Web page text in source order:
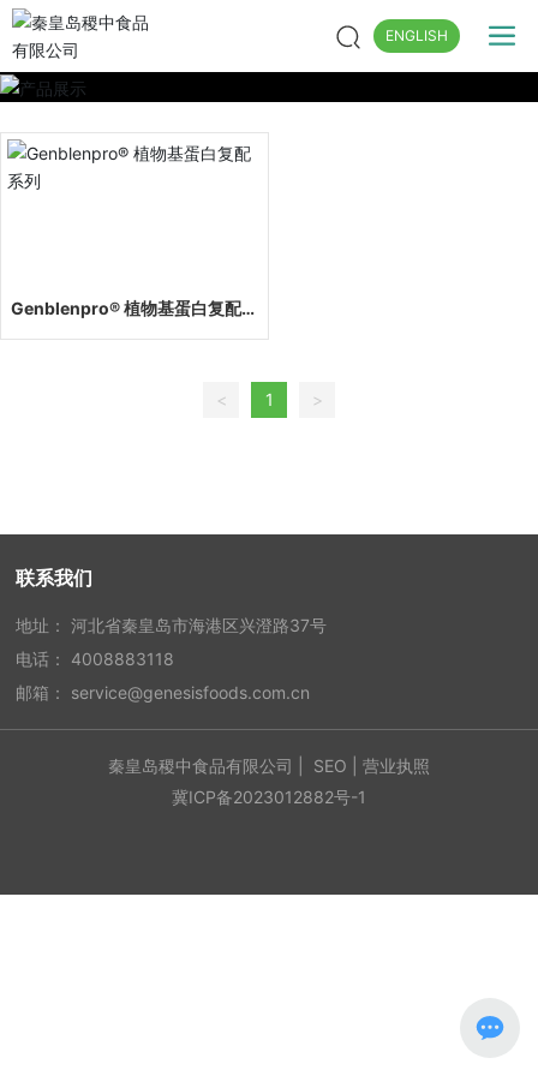
ENGLISH
Genblenpro® 植物基蛋白复配系
< 1 >
联系我们
地址： 河北省秦皇岛市海港区兴澄路37号
电话： 4008883118
邮箱： service@genesisfoods.com.cn
秦皇岛稷中食品有限公司 | SEO
营业执照
冀ICP备2023012882号-1